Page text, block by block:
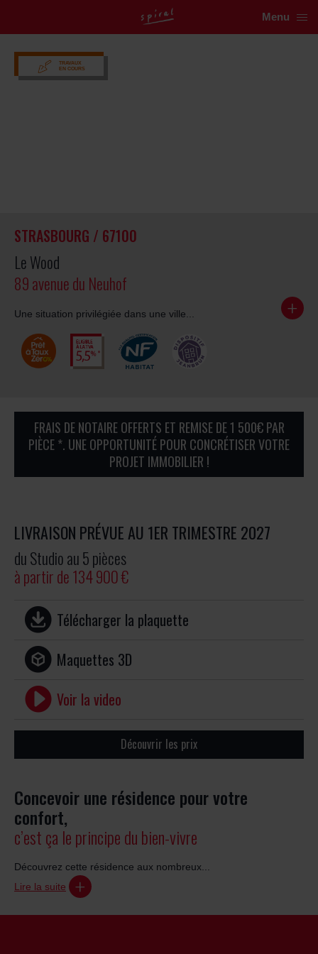
Menu
TRAVAUX
EN COURS
STRASBOURG / 67100
Le Wood
89 avenue du Neuhof
Une situation privilégiée dans une ville...
FRAIS DE NOTAIRE OFFERTS ET REMISE DE 1 500€ PAR
PIÈCE *. UNE OPPORTUNITÉ POUR CONCRÉTISER VOTRE
PROJET IMMOBILIER !
LIVRAISON PRÉVUE AU 1ER TRIMESTRE 2027
du Studio au 5 pièces
à partir de 134 900 €
Télécharger la plaquette
Maquettes 3D
Voir la video
Concevoir une résidence pour votre
confort,
c’est ça le principe du bien-vivre
Découvrez cette résidence aux nombreux...
Lire la suite